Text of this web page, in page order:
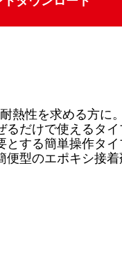
熱性を求める方に。
るだけで使えるタ
とする簡単操作タ
便型のエポキシ接